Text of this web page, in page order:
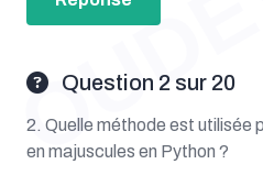
Question 2 sur 20
2. Quelle méthode est utilisée
en majuscules en Python ?